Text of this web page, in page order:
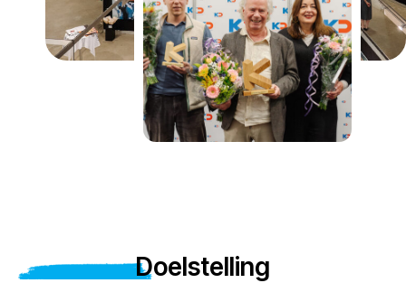
Doelstelling